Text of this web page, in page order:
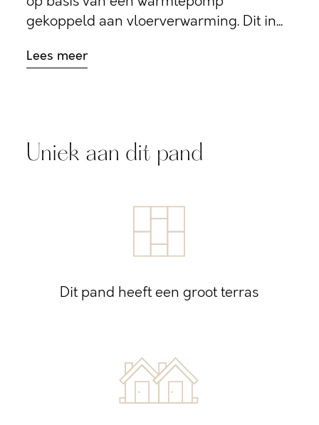
gekoppeld aan vloerverwarming. Dit in...
Lees meer
Uniek aan dit pand
Dit pand heeft een groot terras